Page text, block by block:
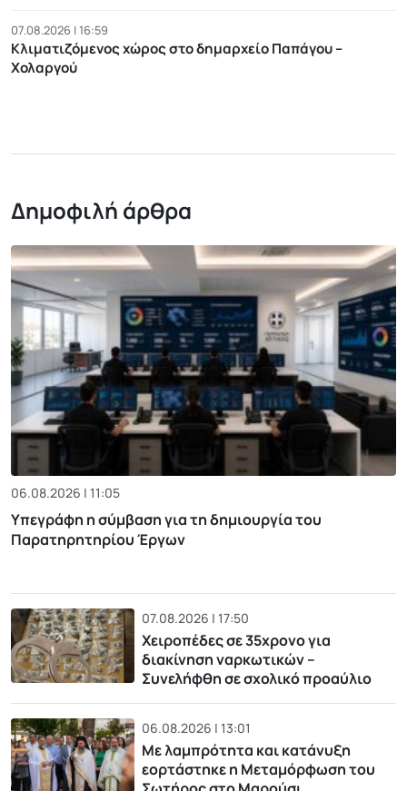
07.08.2026 | 16:59
Κλιματιζόμενος χώρος στο δημαρχείο Παπάγου –
Χολαργού
Δημοφιλή άρθρα
06.08.2026 | 11:05
Υπεγράφη η σύμβαση για τη δημιουργία του
Παρατηρητηρίου Έργων
07.08.2026 | 17:50
Χειροπέδες σε 35χρονο για
διακίνηση ναρκωτικών –
Συνελήφθη σε σχολικό προαύλιο
06.08.2026 | 13:01
Με λαμπρότητα και κατάνυξη
εορτάστηκε η Μεταμόρφωση του